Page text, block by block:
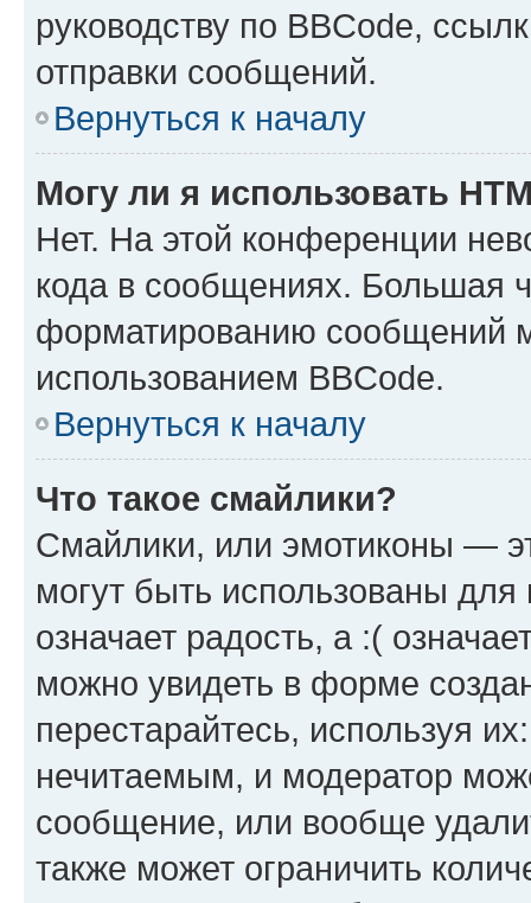
руководству по BBCode,
отправки сообщений.
Вернуться к началу
Могу ли я использовать
Нет. На этой конференции
кода в сообщениях. Большая
форматированию сообщений
использованием BBCode.
Вернуться к началу
Что такое смайлики?
Смайлики, или эмотиконы —
могут быть использованы
означает радость, а :(
можно увидеть в форме
перестарайтесь, используя
нечитаемым, и модератор
сообщение, или вообще
также может ограничить